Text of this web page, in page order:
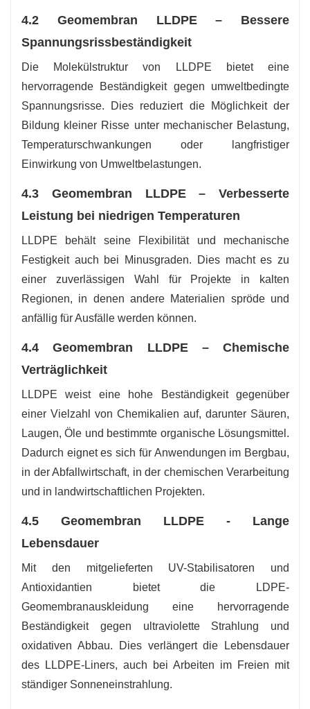
4.2 Geomembran LLDPE – Bessere
Spannungsrissbeständigkeit
Die Molekülstruktur von LLDPE bietet eine
hervorragende Beständigkeit gegen umweltbedingte
Spannungsrisse. Dies reduziert die Möglichkeit der
Bildung kleiner Risse unter mechanischer Belastung,
Temperaturschwankungen oder langfristiger
Einwirkung von Umweltbelastungen.
4.3 Geomembran LLDPE – Verbesserte
Leistung bei niedrigen Temperaturen
LLDPE behält seine Flexibilität und mechanische
Festigkeit auch bei Minusgraden. Dies macht es zu
einer zuverlässigen Wahl für Projekte in kalten
Regionen, in denen andere Materialien spröde und
anfällig für Ausfälle werden können.
4.4 Geomembran LLDPE – Chemische
Verträglichkeit
LLDPE weist eine hohe Beständigkeit gegenüber
einer Vielzahl von Chemikalien auf, darunter Säuren,
Laugen, Öle und bestimmte organische Lösungsmittel.
Dadurch eignet es sich für Anwendungen im Bergbau,
in der Abfallwirtschaft, in der chemischen Verarbeitung
und in landwirtschaftlichen Projekten.
4.5 Geomembran LLDPE - Lange
Lebensdauer
Mit den mitgelieferten UV-Stabilisatoren und
Antioxidantien bietet die LDPE-
Geomembranauskleidung eine hervorragende
Beständigkeit gegen ultraviolette Strahlung und
oxidativen Abbau. Dies verlängert die Lebensdauer
des LLDPE-Liners, auch bei Arbeiten im Freien mit
ständiger Sonneneinstrahlung.